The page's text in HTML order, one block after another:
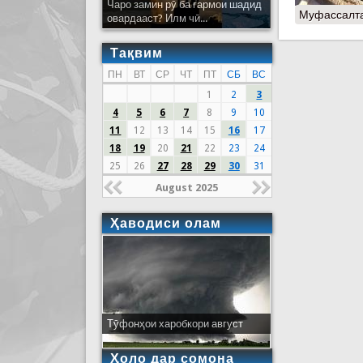
Чаро замин рӯ ба гармои шадид
овардааст? Илм чӣ...
Тақвим
ПН ВТ СР ЧТ ПТ СБ
ВС
1
2
3
4
5 6 7 8 9
10
11
12 13 14 15 16
17
18
19 20 21 22 23
24
25
26 27 28 29 30 31
August 2025
Ҳаводиси олам
Тӯфонҳои харобкори август
Ҳоло дар сомона